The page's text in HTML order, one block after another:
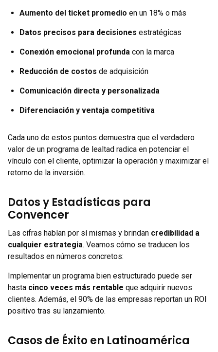
Aumento del ticket promedio en un 18% o más
Datos precisos para decisiones estratégicas
Conexión emocional profunda con la marca
Reducción de costos de adquisición
Comunicación directa y personalizada
Diferenciación y ventaja competitiva
Cada uno de estos puntos demuestra que el verdadero
valor de un programa de lealtad radica en potenciar el
vínculo con el cliente, optimizar la operación y maximizar el
retorno de la inversión.
Datos y Estadísticas para
Convencer
Las cifras hablan por sí mismas y brindan credibilidad a
cualquier estrategia. Veamos cómo se traducen los
resultados en números concretos:
Implementar un programa bien estructurado puede ser
hasta cinco veces más rentable que adquirir nuevos
clientes. Además, el 90% de las empresas reportan un ROI
positivo tras su lanzamiento.
Casos de Éxito en Latinoamérica